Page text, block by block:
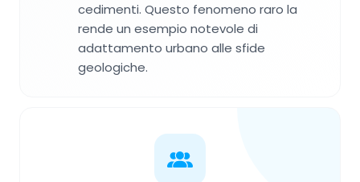
cedimenti. Questo fenomeno raro la
rende un esempio notevole di
adattamento urbano alle sfide
geologiche.